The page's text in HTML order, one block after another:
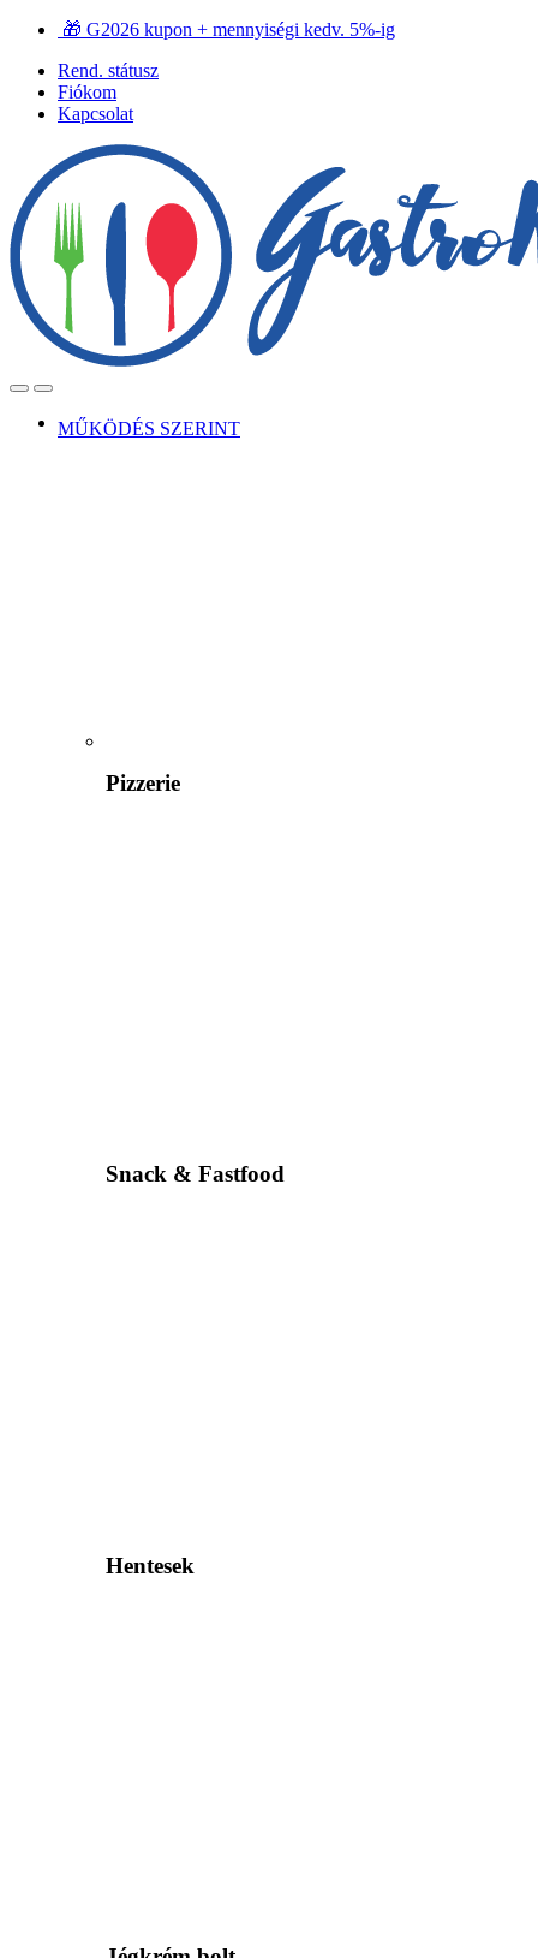
Ugrás
navigációhoz
Ugrás
tartalomra
🎁 G2026 kupon + mennyiségi kedv. 5%-ig
Rend. státusz
Fiókom
Kapcsolat
OpenClose
MŰKÖDÉS SZERINT
Pizzerie
Snack & Fastfood
Hentesek